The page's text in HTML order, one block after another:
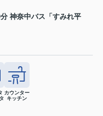
分 神奈中バス「すみれ平
カウンター
キッチン